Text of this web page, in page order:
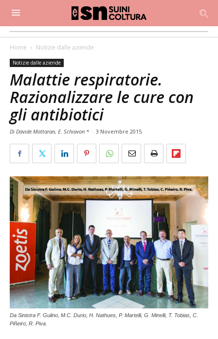
Home Notizie dalle aziende
Notizie dalle aziende
Malattie respiratorie.
Razionalizzare le cure con
gli antibiotici
Di Davide Mottaran, E. Schiavon * - 3 Novembre 2015
Da Sinistra F. Gulino, M.C. Durio, H. Nathues, P. Martelli, G. Minelli, T. Tobias, C.
Piñeiro, R. Piva.